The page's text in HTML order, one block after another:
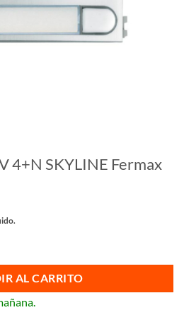
4+N SKYLINE Fermax
AL CARRITO